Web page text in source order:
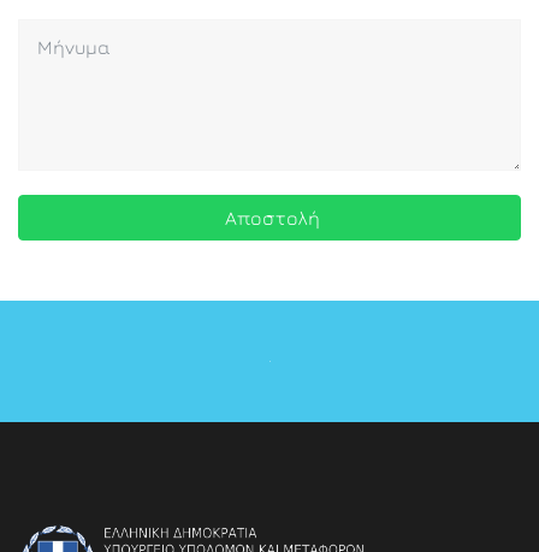
Αποστολή